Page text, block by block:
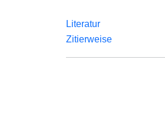
Literatur
Zitierweise